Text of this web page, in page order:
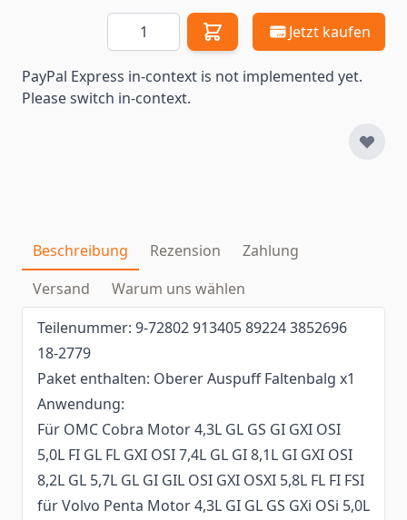
Menge Jetzt kaufen
PayPal Express in-context is not implemented yet.
Please switch in-context.
Beschreibung Rezension
Zahlung
Versand
Warum uns wählen
Teilenummer: 9-72802 913405 89224 3852696
18-2779
Paket enthalten: Oberer Auspuff Faltenbalg x1
Anwendung:
Für OMC Cobra Motor 4,3L GL GS GI GXI OSI
5,0L FI GL FL GXI OSI 7,4L GL GI 8,1L GI GXI OSI
8,2L GL 5,7L GL GI GIL OSI GXI OSXI 5,8L FL FI FSI
für Volvo Penta Motor 4,3L GI GL GS GXi OSi 5,0L